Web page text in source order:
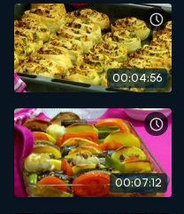
00:04:56
00:07:12